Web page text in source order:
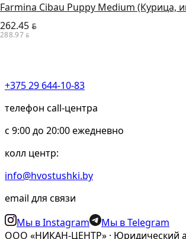
Farmina Cibau Puppy Medium (Курица,
262.45 BYN
288.97 BYN
+375 29 644-10-83
телефон call-центра
c 9:00 до 20:00 ежедневно
колл центр:
info@hvostushki.by
email для связи
Мы в Instagram
Мы в Telegram
ООО «НИКАН-ЦЕНТР» · Юридический